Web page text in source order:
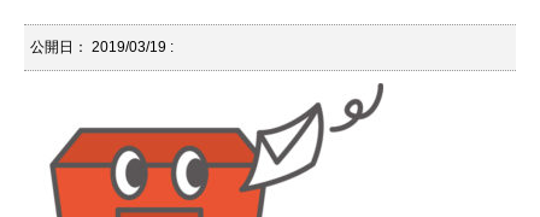
公開日： 2019/03/19 :